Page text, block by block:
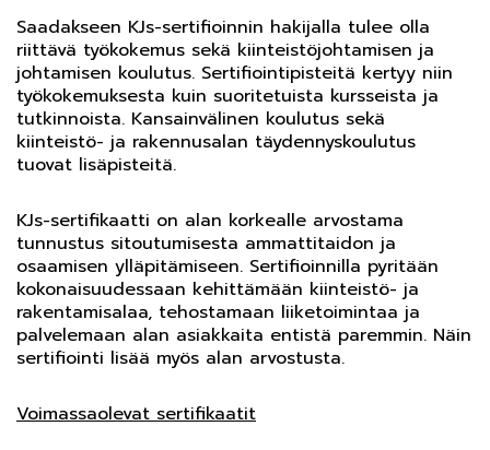
Saadakseen KJs-sertifioinnin hakijalla tulee olla
riittävä työkokemus sekä kiinteistöjohtamisen ja
johtamisen koulutus. Sertifiointipisteitä kertyy niin
työkokemuksesta kuin suoritetuista kursseista ja
tutkinnoista. Kansainvälinen koulutus sekä
kiinteistö- ja rakennusalan täydennyskoulutus
tuovat lisäpisteitä.
KJs-sertifikaatti on alan korkealle arvostama
tunnustus sitoutumisesta ammattitaidon ja
osaamisen ylläpitämiseen. Sertifioinnilla pyritään
kokonaisuudessaan kehittämään kiinteistö- ja
rakentamisalaa, tehostamaan liiketoimintaa ja
palvelemaan alan asiakkaita entistä paremmin. Näin
sertifiointi lisää myös alan arvostusta.
Voimassaolevat sertifikaatit